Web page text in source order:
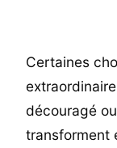
Certaines
découragé
transforment